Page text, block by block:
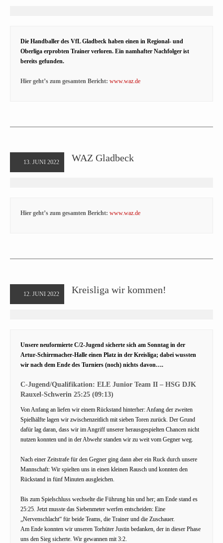
Die Handballer des VfL Gladbeck haben einen in Regional- und
Oberliga erprobten Trainer verloren. Ein namhafter Nachfolger ist
bereits gefunden.
Hier geht’s zum gesamten Bericht: www.waz.de
13. JUNI 2022 WAZ Gladbeck
Hier geht’s zum gesamten Bericht: www.waz.de
12. JUNI 2022 Kreisliga wir kommen!
Unsere neuformierte C/2-Jugend sicherte sich am Sonntag in der
Artur-Schirrmacher-Halle einen Platz in der Kreisliga; dabei wussten
wir nach dem Ende des Turniers (noch) nichts davon….
C-Jugend/Qualifikation: ELE Junior Team II – HSG DJK
Rauxel-Schwerin 25:25 (09:13)
Von Anfang an liefen wir einem Rückstand hinterher: Anfang der zweiten
Spielhälfte lagen wir zwischenzeitlich mit sieben Toren zurück. Der Grund
dafür lag daran, dass wir im Angriff unserer herausgespielten Chancen nicht
nutzen konnten und in der Abwehr standen wir zu weit vom Gegner weg.
Nach einer Zeitstrafe für den Gegner ging dann aber ein Ruck durch unsere
Mannschaft: Wir spielten uns in einen kleinen Rausch und konnten den
Rückstand in fünf Minuten ausgleichen.
Bis zum Spielschluss wechselte die Führung hin und her; am Ende stand es
25:25. Jetzt musste das Siebenmeter werfen entscheiden: Eine
„Nervenschlacht“ für beide Teams, die Trainer und die Zuschauer.
Am Ende konnten wir unseren Torhüter Justin bedanken, der in dieser Phase
uns den Sieg sicherte. Wir gewannen mit 3:2.